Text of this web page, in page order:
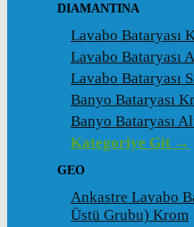
DIAMANTINA
Lavabo Bataryası
Lavabo Bataryası
Lavabo Bataryası
Banyo Bataryası
Banyo Bataryası
Kategoriye Git →
GEO
Ankastre Lavabo
Üstü Grubu) Krom